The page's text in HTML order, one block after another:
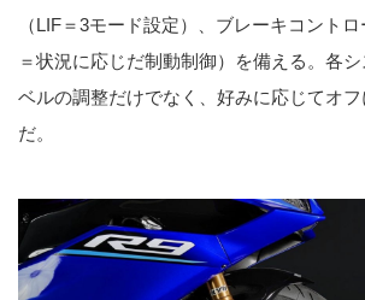
（LIF＝3モード設定）、ブレーキコント
＝状況に応じだ制動制御）を備える。各
ベルの調整だけでなく、好みに応じてオ
だ。